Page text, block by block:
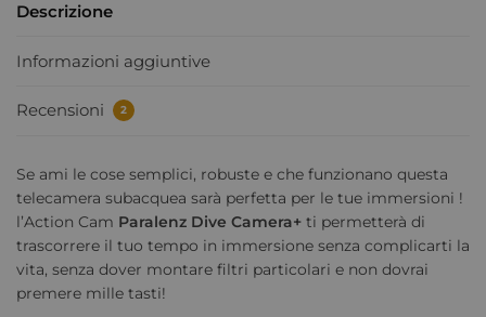
Descrizione
Informazioni aggiuntive
Recensioni 2
Se ami le cose semplici, robuste e che funzionano questa
telecamera subacquea sarà perfetta per le tue immersioni !
l’Action Cam Paralenz Dive Camera+ ti permetterà di
trascorrere il tuo tempo in immersione senza complicarti la
vita, senza dover montare filtri particolari e non dovrai
premere mille tasti!